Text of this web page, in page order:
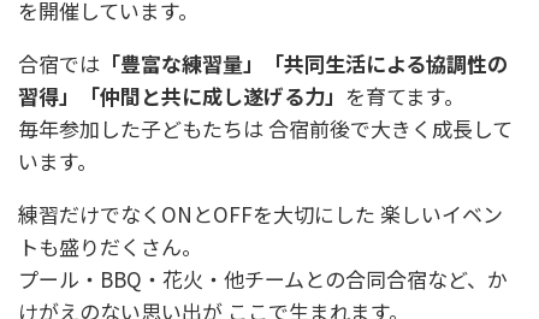
を開催しています。
合宿では 「豊富な練習量」「共同生活による協調性の
習得」「仲間と共に成し遂げる力」 を育てます。
毎年参加した子どもたちは 合宿前後で大きく成長して
います。
練習だけでなくONとOFFを大切にした 楽しいイベン
トも盛りだくさん。
プール・BBQ・花火・他チームとの合同合宿など、か
けがえのない思い出が ここで生まれます。